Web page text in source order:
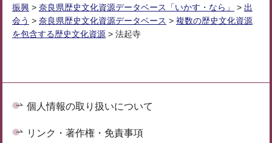
振興 > 奈良県歴史文化資源データベース「いかす・なら」 > 出
会う > 奈良県歴史文化資源データベース > 複数の歴史文化資源
を包含する歴史文化資源 > 法起寺
個人情報の取り扱いについて
リンク・著作権・免責事項